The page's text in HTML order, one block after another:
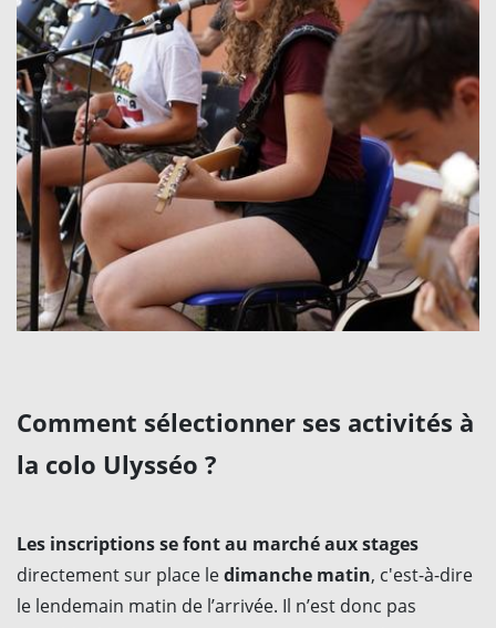
Comment sélectionner ses activités à
la colo Ulysséo ?
Les inscriptions se font au marché aux stages
directement sur place ledimanche matin, c'est-à-dire
le lendemain matin de l’arrivée. Il n’est donc pas